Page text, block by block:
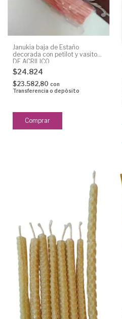
Janukia baja de Estaño
decorada con petilot y vasitos
DE ACRILICO
$24.824
$23.582,80 con
Transferencia o depósito